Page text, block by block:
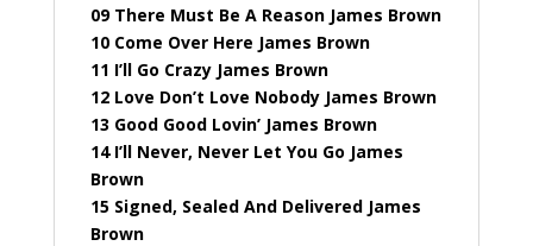
09 There Must Be A Reason James Brown
10 Come Over Here James Brown
11 I’ll Go Crazy James Brown
12 Love Don’t Love Nobody James Brown
13 Good Good Lovin’ James Brown
14 I’ll Never, Never Let You Go James
Brown
15 Signed, Sealed And Delivered James
Brown